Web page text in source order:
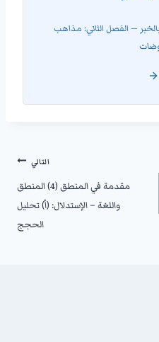
— الفصل الثاني: مذاهب
التالي
مقدمة في المنطق (4) المنطق
واللغة – الإستدلال: (أ) تحليل
الحجج